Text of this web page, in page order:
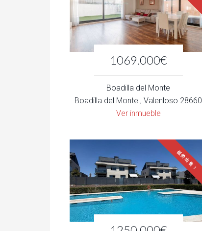
1069.000€
Boadilla del Monte
Boadilla del Monte , Valenloso 28660
Ver inmueble
低价出售！